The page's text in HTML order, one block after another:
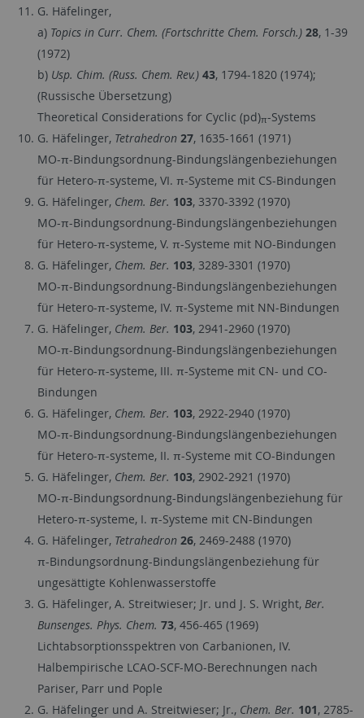
G. Häfelinger,
a) Topics in Curr. Chem. (Fortschritte Chem. Forsch.) 28, 1-39
(1972)
b) Usp. Chim. (Russ. Chem. Rev.) 43, 1794-1820 (1974);
(Russische Übersetzung)
Theoretical Considerations for Cyclic (pd)π-Systems
G. Häfelinger, Tetrahedron 27, 1635-1661 (1971)
MO-π-Bindungsordnung-Bindungslängenbeziehungen
für Hetero-π-systeme, VI. π-Systeme mit CS-Bindungen
G. Häfelinger, Chem. Ber. 103, 3370-3392 (1970)
MO-π-Bindungsordnung-Bindungslängenbeziehungen
für Hetero-π-systeme, V. π-Systeme mit NO-Bindungen
G. Häfelinger, Chem. Ber. 103, 3289-3301 (1970)
MO-π-Bindungsordnung-Bindungslängenbeziehungen
für Hetero-π-systeme, IV. π-Systeme mit NN-Bindungen
G. Häfelinger, Chem. Ber. 103, 2941-2960 (1970)
MO-π-Bindungsordnung-Bindungslängenbeziehungen
für Hetero-π-systeme, III. π-Systeme mit CN- und CO-
Bindungen
G. Häfelinger, Chem. Ber. 103, 2922-2940 (1970)
MO-π-Bindungsordnung-Bindungslängenbeziehungen
für Hetero-π-systeme, II. π-Systeme mit CO-Bindungen
G. Häfelinger, Chem. Ber. 103, 2902-2921 (1970)
MO-π-Bindungsordnung-Bindungslängenbeziehung für
Hetero-π-systeme, I. π-Systeme mit CN-Bindungen
G. Häfelinger, Tetrahedron 26, 2469-2488 (1970)
π-Bindungsordnung-Bindungslängenbeziehung für
ungesättigte Kohlenwasserstoffe
G. Häfelinger, A. Streitwieser; Jr. und J. S. Wright, Ber.
Bunsenges. Phys. Chem. 73, 456-465 (1969)
Lichtabsorptionsspektren von Carbanionen, IV.
Halbempirische LCAO-SCF-MO-Berechnungen nach
Pariser, Parr und Pople
G. Häfelinger und A. Streitwieser; Jr., Chem. Ber. 101, 2785-